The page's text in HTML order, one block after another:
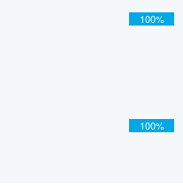
100%
100%